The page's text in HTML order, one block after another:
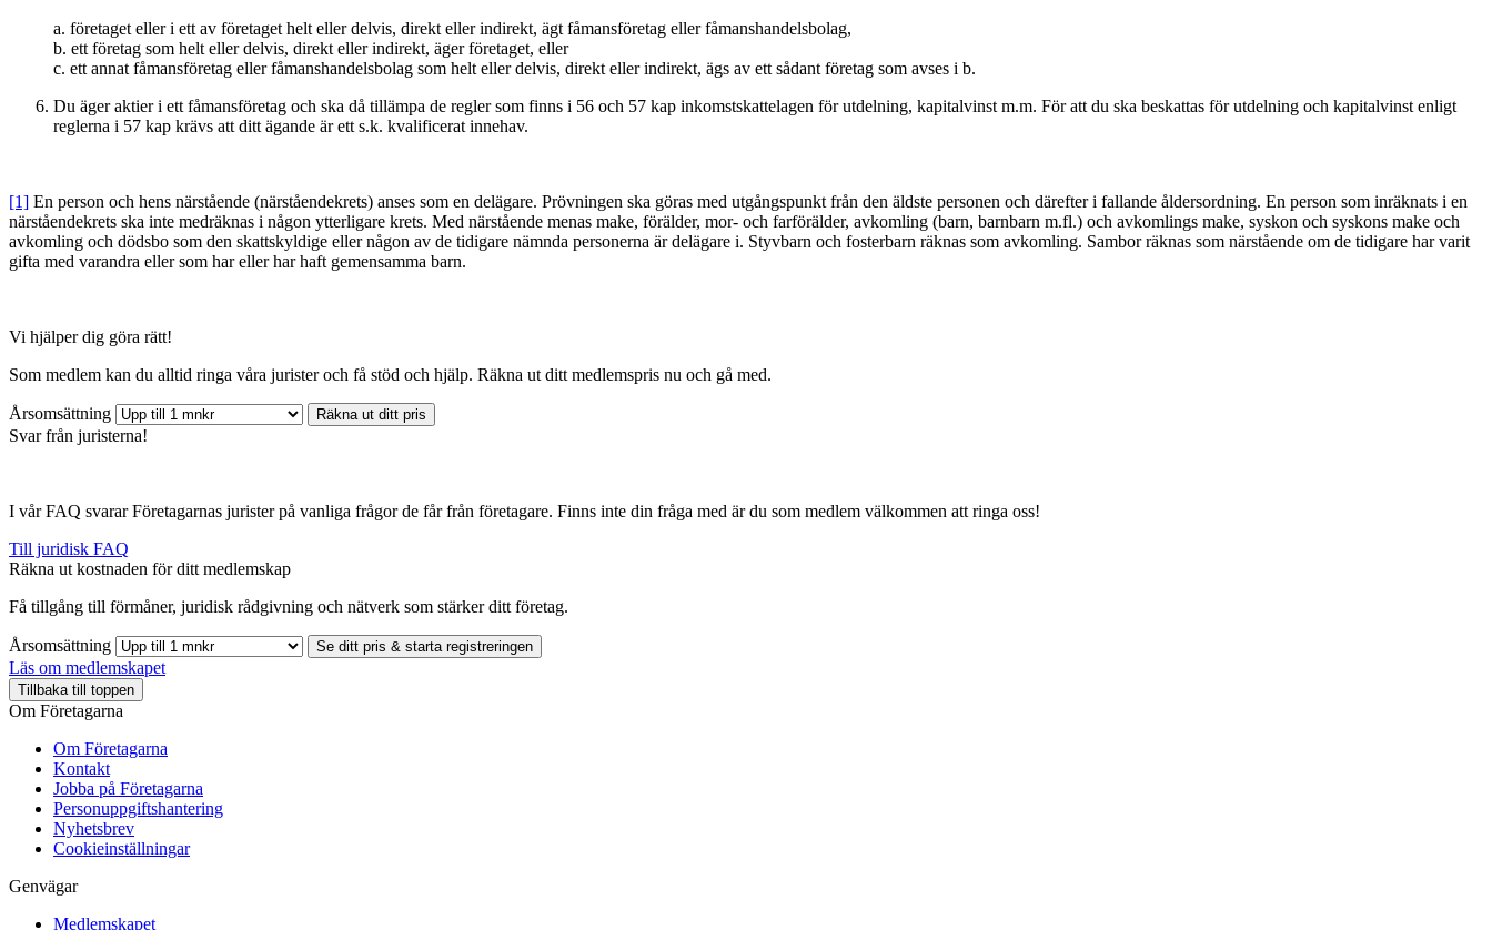
a. företaget eller i ett av företaget helt eller delvis, direkt eller indirekt, ägt fåmansföretag eller fåmanshandelsbolag,
b. ett företag som helt eller delvis, direkt eller indirekt, äger företaget, eller
c. ett annat fåmansföretag eller fåmanshandelsbolag som helt eller delvis, direkt eller indirekt, ägs av ett sådant företag som avses i b.
Du äger aktier i ett fåmansföretag och ska då tillämpa de regler som finns i 56 och 57 kap inkomstskattelagen för utdelning, kapitalvinst m.m. För att du ska beskattas för utdelning och kapitalvinst enligt
reglerna i 57 kap krävs att ditt ägande är ett s.k. kvalificerat innehav.
[1] En person och hens närstående (närståendekrets) anses som en delägare. Prövningen ska göras med utgångspunkt från den äldste personen och därefter i fallande åldersordning. En person som inräknats i en
närståendekrets ska inte medräknas i någon ytterligare krets. Med närstående menas make, förälder, mor- och farförälder, avkomling (barn, barnbarn m.fl.) och avkomlings make, syskon och syskons make och
avkomling och dödsbo som den skattskyldige eller någon av de tidigare nämnda personerna är delägare i. Styvbarn och fosterbarn räknas som avkomling. Sambor räknas som närstående om de tidigare har varit
gifta med varandra eller som har eller har haft gemensamma barn.
Vi hjälper dig göra rätt!
Som medlem kan du alltid ringa våra jurister och få stöd och hjälp. Räkna ut ditt medlemspris nu och gå med.
Årsomsättning Räkna ut ditt pris
Svar från juristerna!
I vår FAQ svarar Företagarnas jurister på vanliga frågor de får från företagare. Finns inte din fråga med är du som medlem välkommen att ringa oss!
Till juridisk FAQ
Räkna ut kostnaden för ditt medlemskap
Få tillgång till förmåner, juridisk rådgivning och nätverk som stärker ditt företag.
Årsomsättning Se ditt pris & starta registreringen
Läs om medlemskapet
Tillbaka till toppen
Om Företagarna
Om Företagarna
Kontakt
Jobba på Företagarna
Personuppgiftshantering
Nyhetsbrev
Cookieinställningar
Genvägar
Medlemskapet